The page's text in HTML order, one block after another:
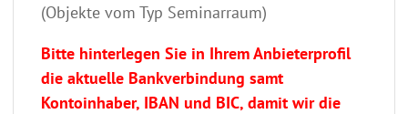
(Objekte vom Typ Seminarraum)
Bitte hinterlegen Sie in Ihrem Anbieterprofil
die aktuelle Bankverbindung samt
Kontoinhaber, IBAN und BIC, damit wir die